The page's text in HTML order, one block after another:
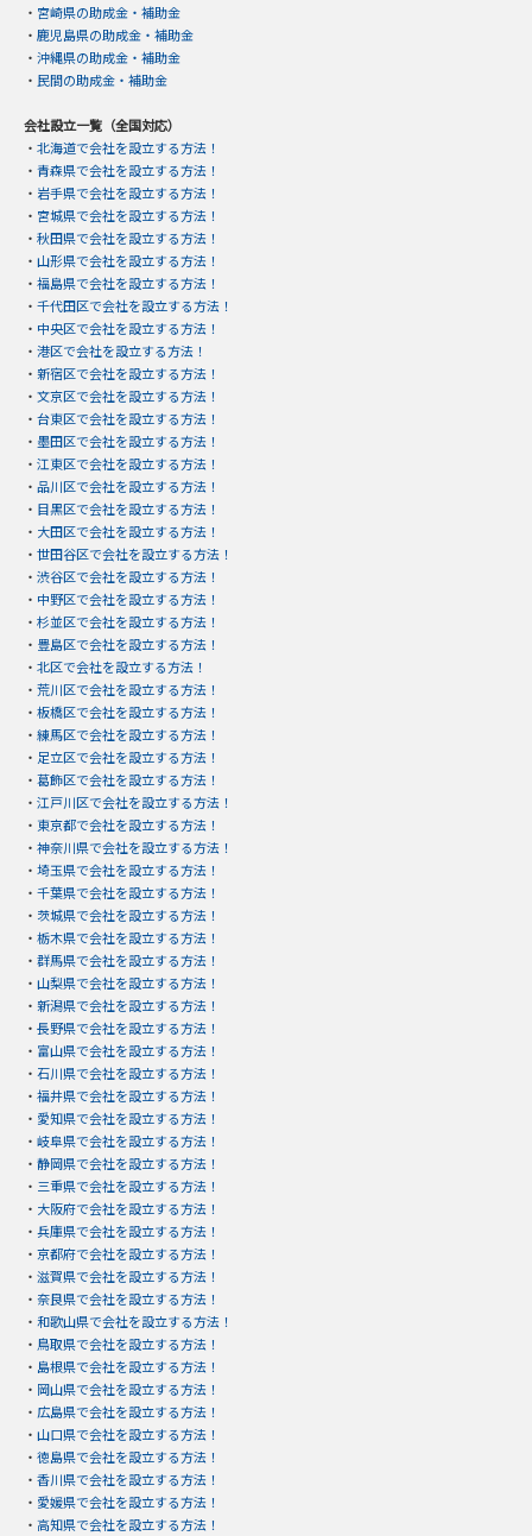
・ 宮崎県の助成金・補助金
・ 鹿児島県の助成金・補助金
・ 沖縄県の助成金・補助金
・ 民間の助成金・補助金
会社設立一覧（全国対応）
・ 北海道で会社を設立する方法！
・ 青森県で会社を設立する方法！
・ 岩手県で会社を設立する方法！
・ 宮城県で会社を設立する方法！
・ 秋田県で会社を設立する方法！
・ 山形県で会社を設立する方法！
・ 福島県で会社を設立する方法！
・ 千代田区で会社を設立する方法！
・ 中央区で会社を設立する方法！
・ 港区で会社を設立する方法！
・ 新宿区で会社を設立する方法！
・ 文京区で会社を設立する方法！
・ 台東区で会社を設立する方法！
・ 墨田区で会社を設立する方法！
・ 江東区で会社を設立する方法！
・ 品川区で会社を設立する方法！
・ 目黒区で会社を設立する方法！
・ 大田区で会社を設立する方法！
・ 世田谷区で会社を設立する方法！
・ 渋谷区で会社を設立する方法！
・ 中野区で会社を設立する方法！
・ 杉並区で会社を設立する方法！
・ 豊島区で会社を設立する方法！
・ 北区で会社を設立する方法！
・ 荒川区で会社を設立する方法！
・ 板橋区で会社を設立する方法！
・ 練馬区で会社を設立する方法！
・ 足立区で会社を設立する方法！
・ 葛飾区で会社を設立する方法！
・ 江戸川区で会社を設立する方法！
・ 東京都で会社を設立する方法！
・ 神奈川県で会社を設立する方法！
・ 埼玉県で会社を設立する方法！
・ 千葉県で会社を設立する方法！
・ 茨城県で会社を設立する方法！
・ 栃木県で会社を設立する方法！
・ 群馬県で会社を設立する方法！
・ 山梨県で会社を設立する方法！
・ 新潟県で会社を設立する方法！
・ 長野県で会社を設立する方法！
・ 富山県で会社を設立する方法！
・ 石川県で会社を設立する方法！
・ 福井県で会社を設立する方法！
・ 愛知県で会社を設立する方法！
・ 岐阜県で会社を設立する方法！
・ 静岡県で会社を設立する方法！
・ 三重県で会社を設立する方法！
・ 大阪府で会社を設立する方法！
・ 兵庫県で会社を設立する方法！
・ 京都府で会社を設立する方法！
・ 滋賀県で会社を設立する方法！
・ 奈良県で会社を設立する方法！
・ 和歌山県で会社を設立する方法！
・ 鳥取県で会社を設立する方法！
・ 島根県で会社を設立する方法！
・ 岡山県で会社を設立する方法！
・ 広島県で会社を設立する方法！
・ 山口県で会社を設立する方法！
・ 徳島県で会社を設立する方法！
・ 香川県で会社を設立する方法！
・ 愛媛県で会社を設立する方法！
・ 高知県で会社を設立する方法！